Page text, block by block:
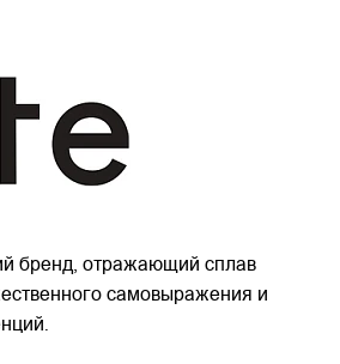
бренд, отражающий сплав
самовыражения и